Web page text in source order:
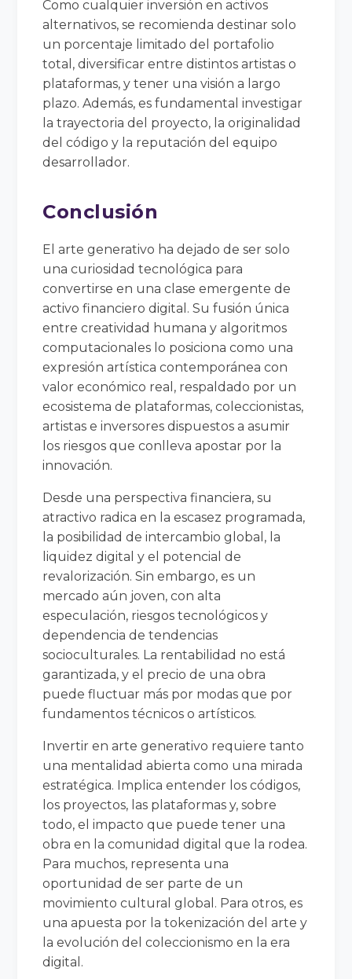
Como cualquier inversión en activos
alternativos, se recomienda destinar solo
un porcentaje limitado del portafolio
total, diversificar entre distintos artistas o
plataformas, y tener una visión a largo
plazo. Además, es fundamental investigar
la trayectoria del proyecto, la originalidad
del código y la reputación del equipo
desarrollador.
Conclusión
El arte generativo ha dejado de ser solo
una curiosidad tecnológica para
convertirse en una clase emergente de
activo financiero digital. Su fusión única
entre creatividad humana y algoritmos
computacionales lo posiciona como una
expresión artística contemporánea con
valor económico real, respaldado por un
ecosistema de plataformas, coleccionistas,
artistas e inversores dispuestos a asumir
los riesgos que conlleva apostar por la
innovación.
Desde una perspectiva financiera, su
atractivo radica en la escasez programada,
la posibilidad de intercambio global, la
liquidez digital y el potencial de
revalorización. Sin embargo, es un
mercado aún joven, con alta
especulación, riesgos tecnológicos y
dependencia de tendencias
socioculturales. La rentabilidad no está
garantizada, y el precio de una obra
puede fluctuar más por modas que por
fundamentos técnicos o artísticos.
Invertir en arte generativo requiere tanto
una mentalidad abierta como una mirada
estratégica. Implica entender los códigos,
los proyectos, las plataformas y, sobre
todo, el impacto que puede tener una
obra en la comunidad digital que la rodea.
Para muchos, representa una
oportunidad de ser parte de un
movimiento cultural global. Para otros, es
una apuesta por la tokenización del arte y
la evolución del coleccionismo en la era
digital.